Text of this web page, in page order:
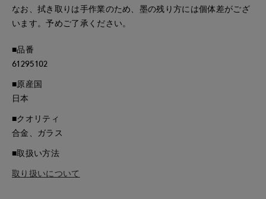
なお、拭き取りは手作業のため、墨の残り方には個体差がござ
います。予めご了承ください。
■品番
61295102
■原産国
日本
■クオリティ
合金、ガラス
■取扱い方法
取り扱いについて